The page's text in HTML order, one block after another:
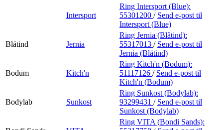
Intersport
Ring Intersport (Blue):
55301200 / Send e-post til
Intersport (Blue)
Blåtind Jernia
Ring Jernia (Blåtind):
55317013 / Send e-post til
Jernia (Blåtind)
Bodum Kitch'n
Ring Kitch'n (Bodum):
51117126 / Send e-post til
Kitch'n (Bodum)
Bodylab Sunkost
Ring Sunkost (Bodylab):
93299431 / Send e-post til
Sunkost (Bodylab)
Ring VITA (Bondi Sands):